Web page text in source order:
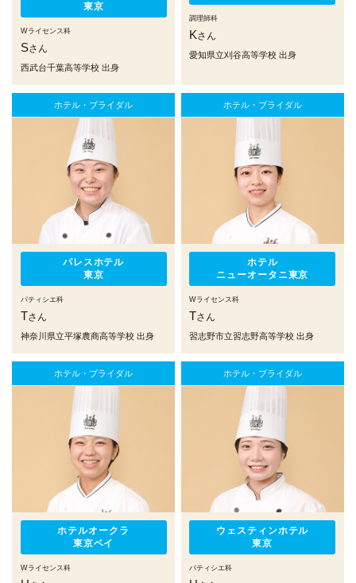
東京
Wライセンス科
Sさん
西武台千葉高等学校 出身
調理師科
Kさん
愛知県立刈谷高等学校 出身
ホテル・ブライダル
パレスホテル
東京
パティシエ科
Tさん
神奈川県立平塚農商高等学校 出身
ホテル・ブライダル
ホテル
ニューオータニ東京
Wライセンス科
Tさん
習志野市立習志野高等学校 出身
ホテル・ブライダル
ホテルオークラ
東京ベイ
Wライセンス科
ホテル・ブライダル
ウェスティンホテル
東京
パティシエ科